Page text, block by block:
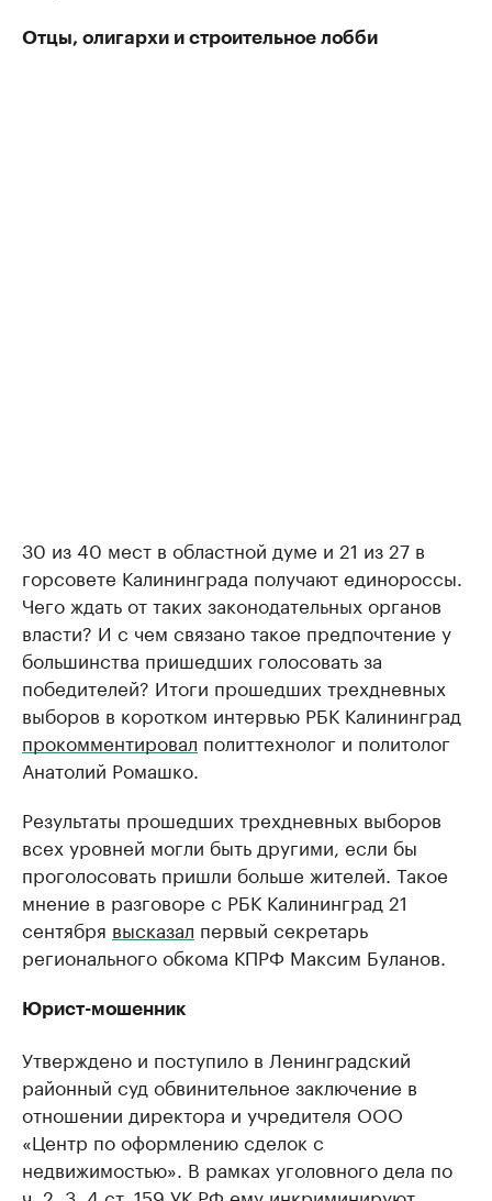
Отцы, олигархи и строительное лобби
30 из 40 мест в областной думе и 21 из 27 в
горсовете Калининграда получают единороссы.
Чего ждать от таких законодательных органов
власти? И с чем связано такое предпочтение у
большинства пришедших голосовать за
победителей? Итоги прошедших трехдневных
выборов в коротком интервью РБК Калининград
прокомментировал политтехнолог и политолог
Анатолий Ромашко.
Результаты прошедших трехдневных выборов
всех уровней могли быть другими, если бы
проголосовать пришли больше жителей. Такое
мнение в разговоре с РБК Калининград 21
сентября высказал первый секретарь
регионального обкома КПРФ Максим Буланов.
Юрист-мошенник
Утверждено и поступило в Ленинградский
районный суд обвинительное заключение в
отношении директора и учредителя ООО
«Центр по оформлению сделок с
недвижимостью». В рамках уголовного дела по